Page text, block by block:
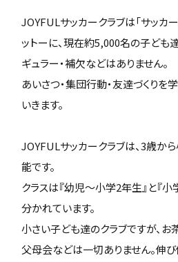
JOYFULサッカークラブは「サッカ
ットーに、現在約5,000名の子ども
ギュラー・補欠などはありません。
あいさつ・集団行動・友達づくりを
いきます。
JOYFULサッカークラブは、3歳か
能です。
クラスは『幼児～小学2年生』と『
分かれています。
小さい子ども達のクラブですが、お
父母会などは一切ありません。伸